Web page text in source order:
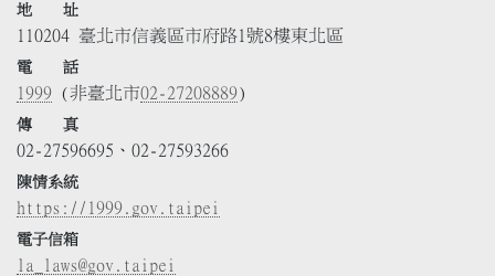
地 址
110204 臺北市信義區市府路1號8樓東北區
電 話
1999 (非臺北市02-27208889)
傳 真
02-27596695、02-27593266
陳情系統
https://1999.gov.taipei
電子信箱
la_laws@gov.taipei